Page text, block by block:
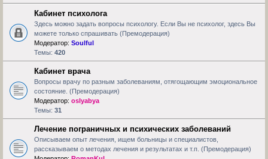
Кабинет психолога
Здесь можно задать вопросы психологу. Если Вы не психолог, здесь Вы
можете только спрашивать (Премодерация)
Модератор: Soulful
Темы: 420
Кабинет врача
Вопросы врачу по разным заболеваниям, отягощающим эмоциональное
состояние. (Премодерация)
Модератор: oslyabya
Темы: 31
Лечение пограничных и психических заболеваний
Описываем опыт лечения, ищем больницы и специалистов,
рассказываем о методах лечения и результатах и т.п. (Премодерация)